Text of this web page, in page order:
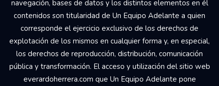
navegación, bases de datos y los distintos elementos en él
contenidos son titularidad de Un Equipo Adelante a quien
corresponde el ejercicio exclusivo de los derechos de
explotación de los mismos en cualquier forma y, en especial,
los derechos de reproducción, distribución, comunicación
pública y transformación. El acceso y utilización del sitio web
everardoherrera.com que Un Equipo Adelante pone